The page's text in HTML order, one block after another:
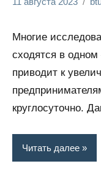
финансы
Многие
сходятся в одном
приводит к
круглосуточно.
Читать далее